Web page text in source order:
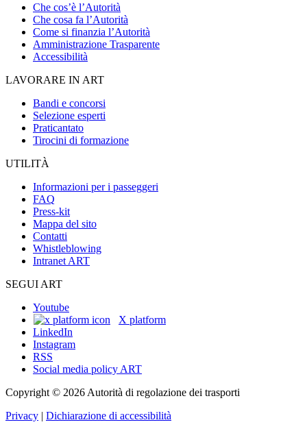
Che cos’è l’Autorità
Che cosa fa l’Autorità
Come si finanzia l’Autorità
Amministrazione Trasparente
Accessibilità
LAVORARE IN ART
Bandi e concorsi
Selezione esperti
Praticantato
Tirocini di formazione
UTILITÀ
Informazioni per i passeggeri
FAQ
Press-kit
Mappa del sito
Contatti
Whistleblowing
Intranet ART
SEGUI ART
Youtube
X platform
LinkedIn
Instagram
RSS
Social media policy ART
Copyright © 2026 Autorità di regolazione dei trasporti
Privacy | Dichiarazione di accessibilità